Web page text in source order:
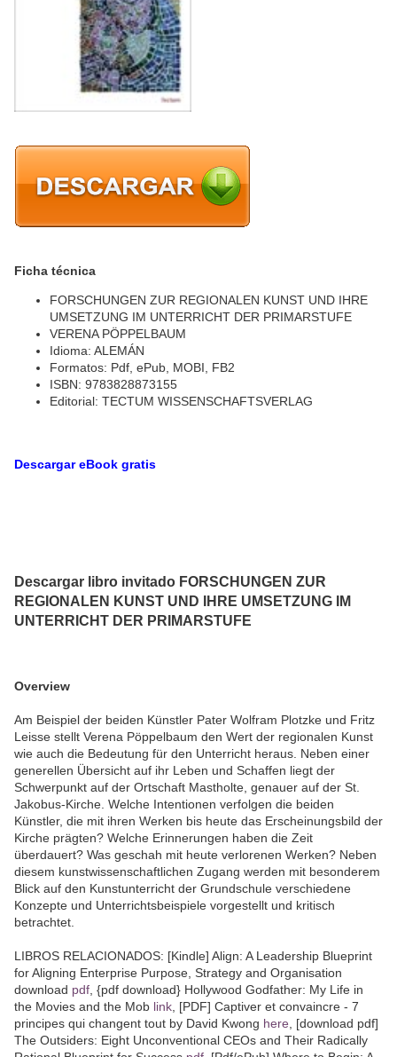
Ficha técnica
FORSCHUNGEN ZUR REGIONALEN KUNST UND IHRE
UMSETZUNG IM UNTERRICHT DER PRIMARSTUFE
VERENA PÖPPELBAUM
Idioma: ALEMÁN
Formatos: Pdf, ePub, MOBI, FB2
ISBN: 9783828873155
Editorial: TECTUM WISSENSCHAFTSVERLAG
Descargar eBook gratis
Descargar libro invitado FORSCHUNGEN ZUR
REGIONALEN KUNST UND IHRE UMSETZUNG IM
UNTERRICHT DER PRIMARSTUFE
Overview
Am Beispiel der beiden Künstler Pater Wolfram Plotzke und Fritz
Leisse stellt Verena Pöppelbaum den Wert der regionalen Kunst
wie auch die Bedeutung für den Unterricht heraus. Neben einer
generellen Übersicht auf ihr Leben und Schaffen liegt der
Schwerpunkt auf der Ortschaft Mastholte, genauer auf der St.
Jakobus-Kirche. Welche Intentionen verfolgen die beiden
Künstler, die mit ihren Werken bis heute das Erscheinungsbild der
Kirche prägten? Welche Erinnerungen haben die Zeit
überdauert? Was geschah mit heute verlorenen Werken? Neben
diesem kunstwissenschaftlichen Zugang werden mit besonderem
Blick auf den Kunstunterricht der Grundschule verschiedene
Konzepte und Unterrichtsbeispiele vorgestellt und kritisch
betrachtet.
LIBROS RELACIONADOS: [Kindle] Align: A Leadership Blueprint
for Aligning Enterprise Purpose, Strategy and Organisation
download pdf , {pdf download} Hollywood Godfather: My Life in
the Movies and the Mob link , [PDF] Captiver et convaincre - 7
principes qui changent tout by David Kwong here , [download pdf]
The Outsiders: Eight Unconventional CEOs and Their Radically